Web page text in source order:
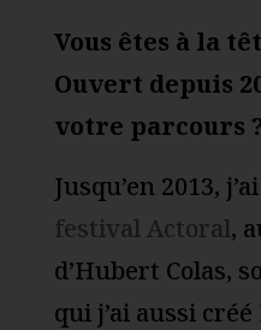
Vous êtes à la
Ouvert depuis
votre parcours
Jusqu’en 2013,
festival Actoral,
d’Hubert Colas,
qui j’ai aussi créé